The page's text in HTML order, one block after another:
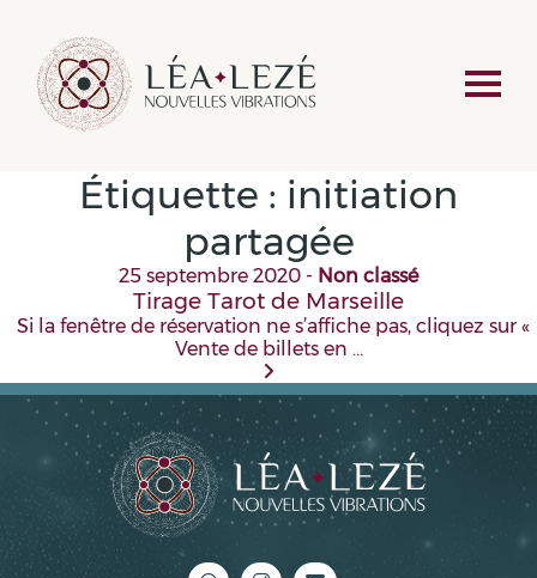
Étiquette : initiation
partagée
25 septembre 2020 - Non classé
Tirage Tarot de Marseille
Si la fenêtre de réservation ne s’affiche pas, cliquez sur «
Vente de billets en …